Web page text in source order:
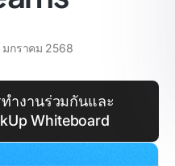
มกราคม 2568
ำงานร่วมกันและ
Whiteboard